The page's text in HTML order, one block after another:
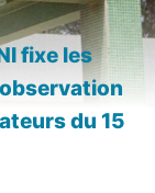
fixe les
du 15